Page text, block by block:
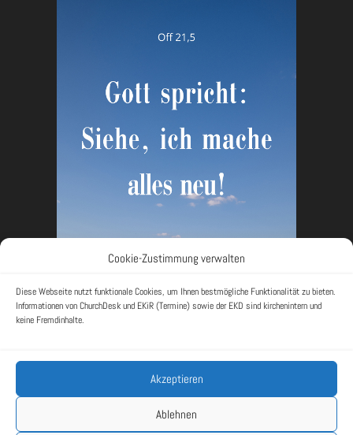
Cookie-Zustimmung verwalten
Diese Webseite nutzt funktionale Cookies, um Ihnen bestmögliche Funktionalität zu bieten.
Informationen von ChurchDesk und EKiR (Termine) sowie der EKD sind kirchenintern und
keine Fremdinhalte.
Akzeptieren
Ablehnen
Rückblick Impressum
Datenschutzerklärung
Cookie-Richtlinie (EU)